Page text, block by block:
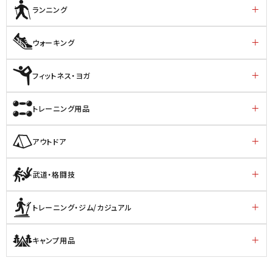
ランニング
ウォーキング
フィットネス・ヨガ
トレーニング用品
アウトドア
武道・格闘技
トレーニング・ジム/カジュアル
キャンプ用品